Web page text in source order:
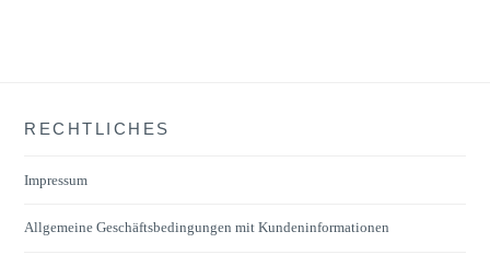
Optionen
der
RECHTLICHES
Impressum
Allgemeine Geschäftsbedingungen mit Kundeninformationen